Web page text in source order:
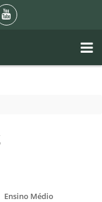
Ensino Médio